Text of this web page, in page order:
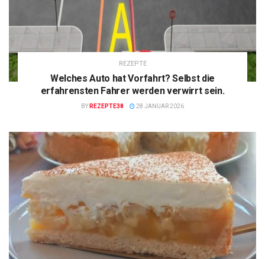
REZEPTE
Welches Auto hat Vorfahrt? Selbst die
erfahrensten Fahrer werden verwirrt sein.
BY REZEPTE38 28 JANUAR 2026